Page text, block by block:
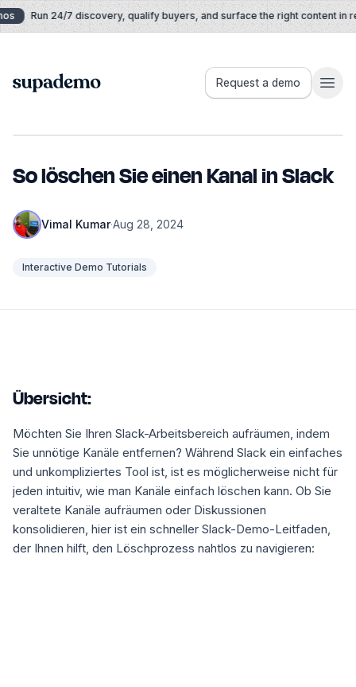
Skip to content
Run 24/7 discovery, qualify buyers, and surface the right content in
Supademo Request a demo
So löschen Sie einen Kanal in Slack
Vimal Kumar·Aug 28, 2024
Interactive Demo Tutorials
Übersicht:
Möchten Sie Ihren Slack-Arbeitsbereich aufräumen, indem
Sie unnötige Kanäle entfernen? Während Slack ein einfaches
und unkompliziertes Tool ist, ist es möglicherweise nicht für
jeden intuitiv, wie man Kanäle einfach löschen kann. Ob Sie
veraltete Kanäle aufräumen oder Diskussionen
konsolidieren, hier ist ein schneller Slack-Demo-Leitfaden,
der Ihnen hilft, den Löschprozess nahtlos zu navigieren: